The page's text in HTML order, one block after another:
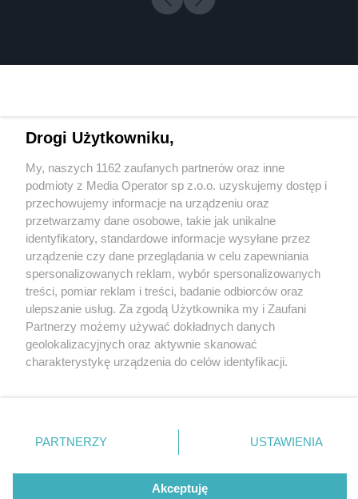
2 / 0
Wydawca mediów lokalnych
Nie zapomnij
zapoznać się z:
polityką prywatności regulamin korzystania z portali
Twojemiasto
Piekary Śląskie
Chorzów
Tarnowskie Góry
Gliwice
Skontakuj sięz nami
Kontakt
Wydawca
Redakcja
Drogi Użytkowniku,
My, naszych 1162 zaufanych partnerów oraz inne
podmioty z Media Operator sp z.o.o. uzyskujemy dostęp i
przechowujemy informacje na urządzeniu oraz
przetwarzamy dane osobowe, takie jak unikalne
identyfikatory, standardowe informacje wysyłane przez
urządzenie czy dane przeglądania w celu zapewniania
spersonalizowanych reklam, wybór spersonalizowanych
treści, pomiar reklam i treści, badanie odbiorców oraz
ulepszanie usług. Za zgodą Użytkownika my i Zaufani
Partnerzy możemy używać dokładnych danych
geolokalizacyjnych oraz aktywnie skanować
charakterystykę urządzenia do celów identyfikacji.
zmienić/wycofać klikając przycisk ustawień prywatności
znajdujący się w lewym dolnym rogu strony
rodzaje przetwarzania danych nie wymagają zgody
użytkownika, ale masz prawo sprzeciwić się takiemu
PARTNERZY USTAWIENIA
Akceptuję